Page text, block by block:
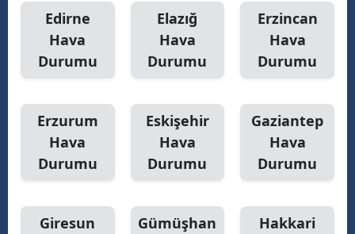
Edirne
Hava
Durumu
Elazığ
Hava
Durumu
Erzincan
Hava
Durumu
Erzurum
Hava
Durumu
Eskişehir
Hava
Durumu
Gaziantep
Hava
Durumu
Giresun
Gümüşhan
Hakkari